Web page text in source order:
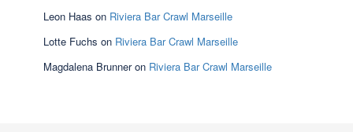
Leon Haas on Riviera Bar Crawl Marseille
Lotte Fuchs on Riviera Bar Crawl Marseille
Magdalena Brunneron Riviera Bar Crawl Marseille